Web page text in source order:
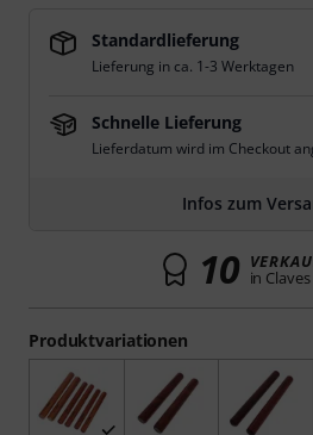
Produktvariationen
Standardlieferung
Lieferung in ca. 1-3 Werktagen
Schnelle Lieferung
Lieferdatum wird im Checkout
Infos zum
10 in Claves